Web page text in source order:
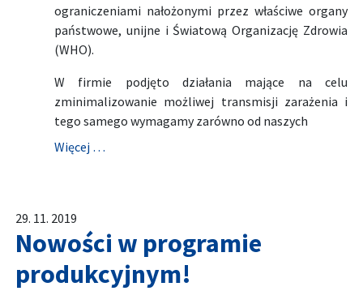
ograniczeniami nałożonymi przez właściwe organy
państwowe, unijne i Światową Organizację Zdrowia
(WHO).
W firmie podjęto działania mające na celu
zminimalizowanie możliwej transmisji zarażenia i
tego samego wymagamy zarówno od naszych
Więcej …
29. 11. 2019
Nowości w programie
produkcyjnym!